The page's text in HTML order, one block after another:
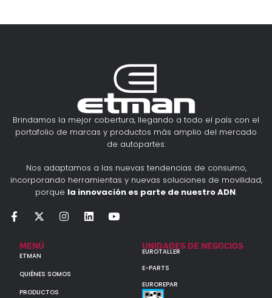
Brindamos la mejor cobertura, llegando a todo el país con el
portafolio de marcas y productos más amplio del mercado
de autopartes.
Nos adaptamos a las nuevas tendencias de consumo,
incorporando herramientas y nuevas soluciones de movilidad,
porque la innovación es parte de nuestro ADN.
MENÚ
ETMAN
QUIÉNES SOMOS
PRODUCTOS
UNIDADES DE NEGOCIOS
EUROTALLER
E-PARTS
EUROREPAR